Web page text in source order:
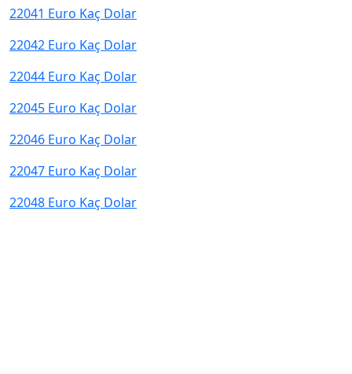
22041 Euro Kaç Dolar
22042 Euro Kaç Dolar
22044 Euro Kaç Dolar
22045 Euro Kaç Dolar
22046 Euro Kaç Dolar
22047 Euro Kaç Dolar
22048 Euro Kaç Dolar